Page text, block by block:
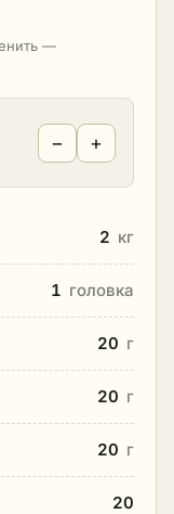
—
− +
2 кг
1 головка
20 г
20 г
20 г
20